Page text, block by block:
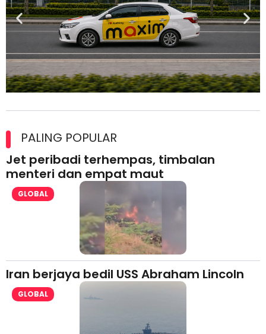
lesen separuh pertama 2026
PALING POPULAR
Jet peribadi terhempas, timbalan
menteri dan empat maut
GLOBAL
Iran berjaya bedil USS Abraham Lincoln
GLOBAL